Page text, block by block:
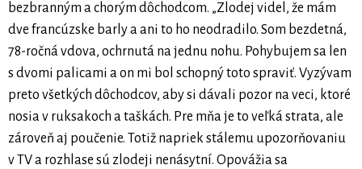
bezbranným a chorým dôchodcom. „Zlodej videl, že mám
dve francúzske barly a ani to ho neodradilo. Som bezdetná,
78-ročná vdova, ochrnutá na jednu nohu. Pohybujem sa len
s dvomi palicami a on mi bol schopný toto spraviť. Vyzývam
preto všetkých dôchodcov, aby si dávali pozor na veci, ktoré
nosia v ruksakoch a taškách. Pre mňa je to veľká strata, ale
zároveň aj poučenie. Totiž napriek stálemu upozorňovaniu
v TV a rozhlase sú zlodeji nenásytní. Opovážia sa